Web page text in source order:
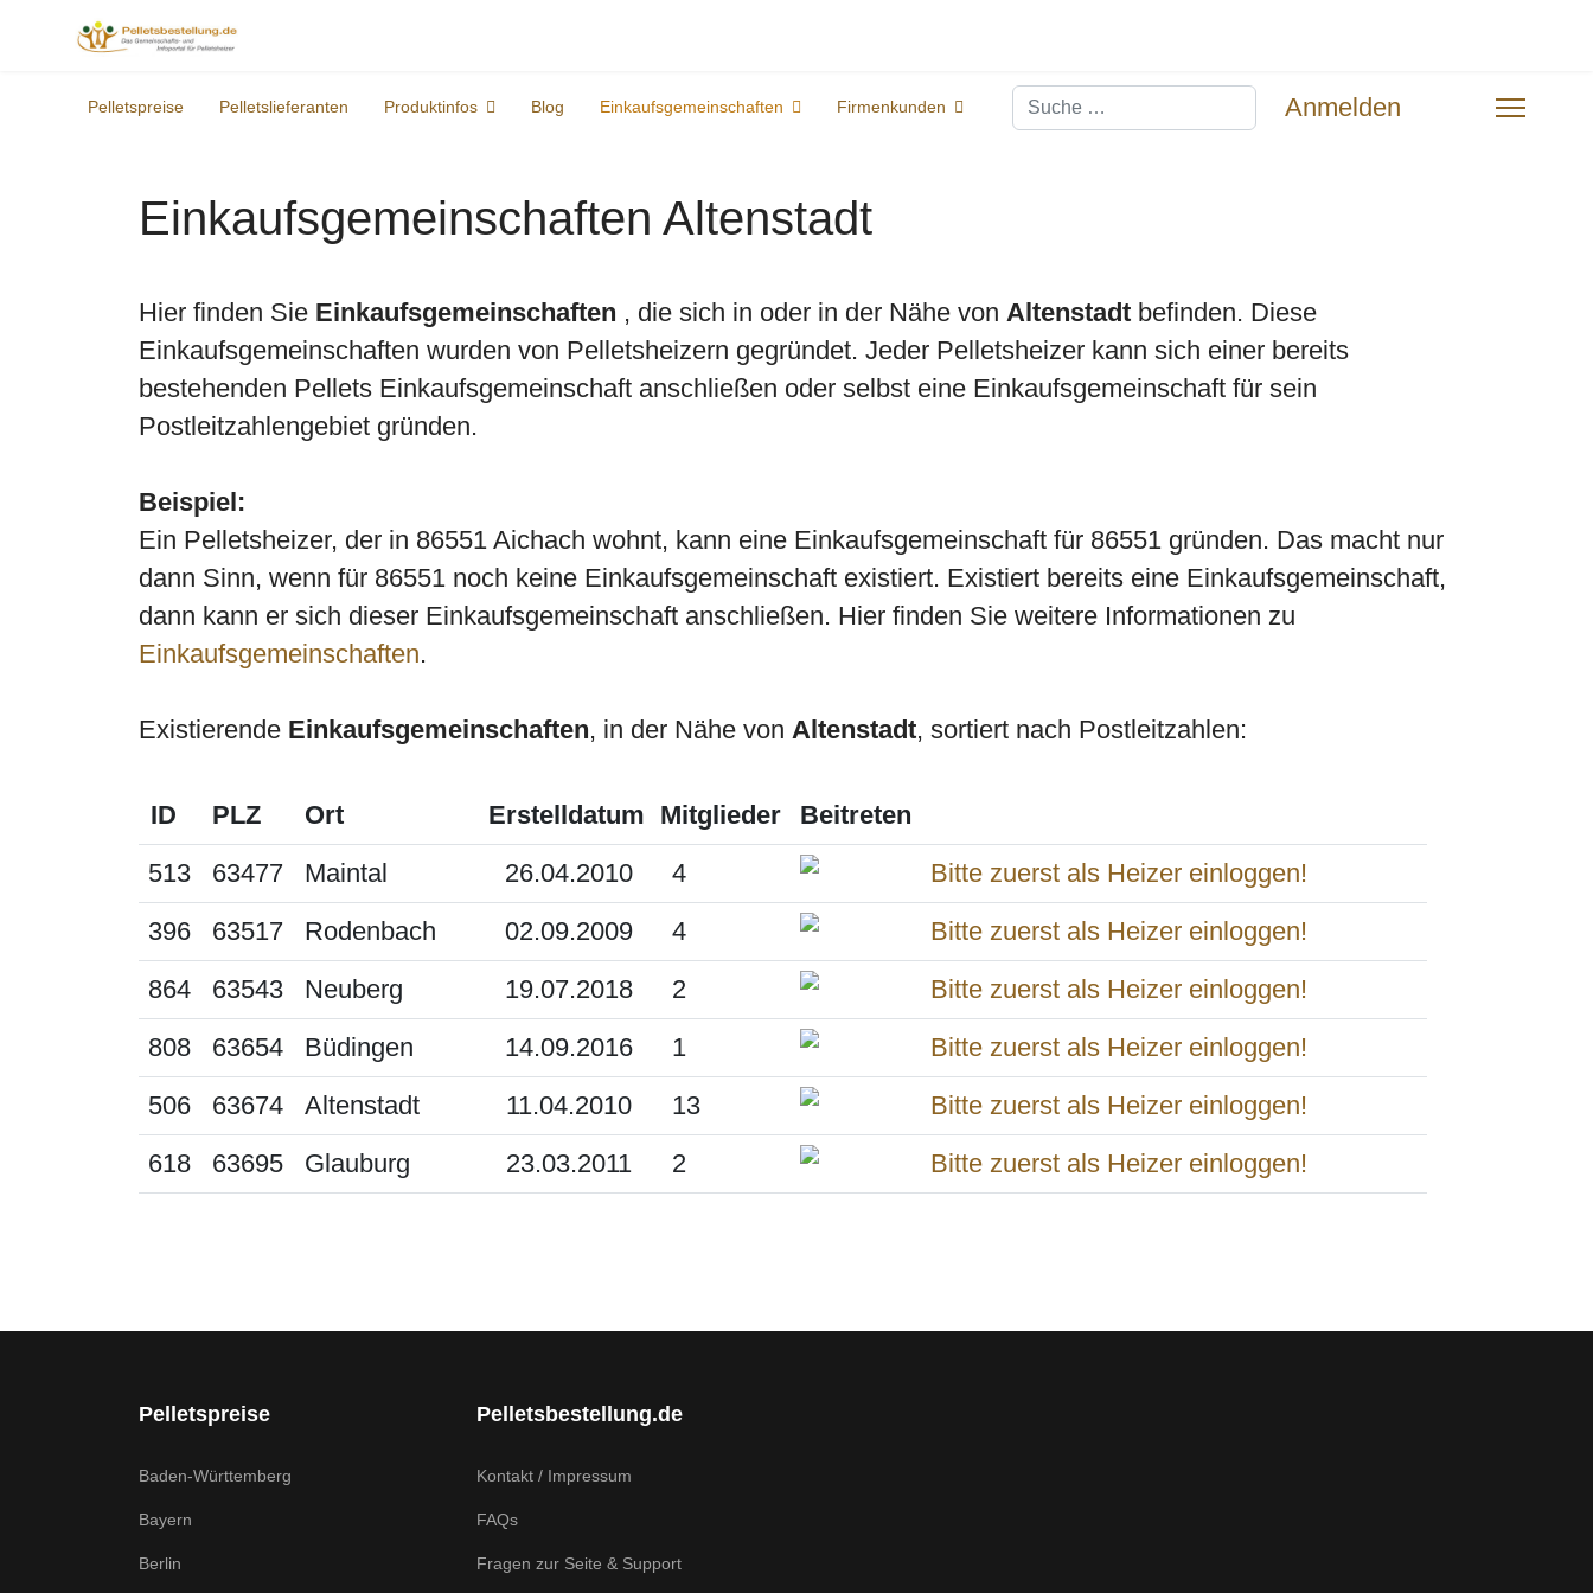
Pelletspreise Pelletslieferanten Produktinfos Blog Einkaufsgemeinschaften Firmenkunden Suchen Anmelden
Einkaufsgemeinschaften Altenstadt
Hier finden Sie Einkaufsgemeinschaften , die sich in oder in der Nähe von Altenstadt befinden. Diese
Einkaufsgemeinschaften wurden von Pelletsheizern gegründet. Jeder Pelletsheizer kann sich einer bereits
bestehenden Pellets Einkaufsgemeinschaft anschließen oder selbst eine Einkaufsgemeinschaft für sein
Postleitzahlengebiet gründen.
Beispiel:
Ein Pelletsheizer, der in 86551 Aichach wohnt, kann eine Einkaufsgemeinschaft für 86551 gründen. Das macht nur
dann Sinn, wenn für 86551 noch keine Einkaufsgemeinschaft existiert. Existiert bereits eine Einkaufsgemeinschaft,
dann kann er sich dieser Einkaufsgemeinschaft anschließen. Hier finden Sie weitere Informationen zu
Einkaufsgemeinschaften.
Existierende Einkaufsgemeinschaften, in der Nähe von Altenstadt, sortiert nach Postleitzahlen:
ID PLZ Ort Erstelldatum Mitglieder
Beitreten
513
63477 Maintal 26.04.2010
4
396
63517 Rodenbach 02.09.2009
4
864
63543 Neuberg 19.07.2018
2
808
63654 Büdingen 14.09.2016
1
506
63674 Altenstadt 11.04.2010
13
618
63695 Glauburg 23.03.2011 2
Pelletspreise
Baden-Württemberg
Bayern
Berlin
Pelletsbestellung.de
Kontakt / Impressum
FAQs
Fragen zur Seite & Support